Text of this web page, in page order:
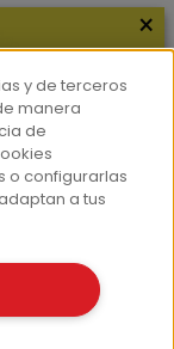
×
y de terceros
manera
de
o configurarlas
a tus